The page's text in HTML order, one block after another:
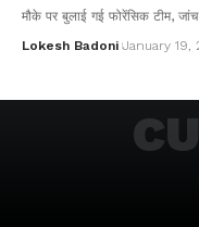
मौके पर बुलाई गई फोरेंसिक टीम,
Lokesh Badoni January 19,